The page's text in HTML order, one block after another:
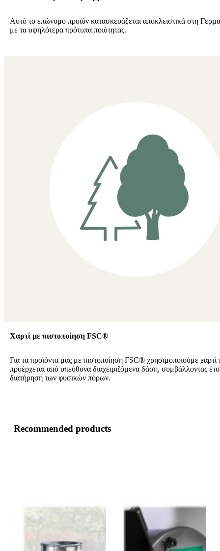
Αυτό το επώνυμο προϊόν κατασκευάζεται αποκλειστικά στη
με τα υψηλότερα πρότυπα ποιότητας.
Χαρτί με πιστοποίηση FSC®
Για τα προϊόντα μας με πιστοποίηση FSC® χρησιμοποιούμε χαρτί
προέρχεται από υπεύθυνα διαχειριζόμενα δάση, συμβάλλοντας
διατήρηση των φυσικών πόρων.
Recommended products